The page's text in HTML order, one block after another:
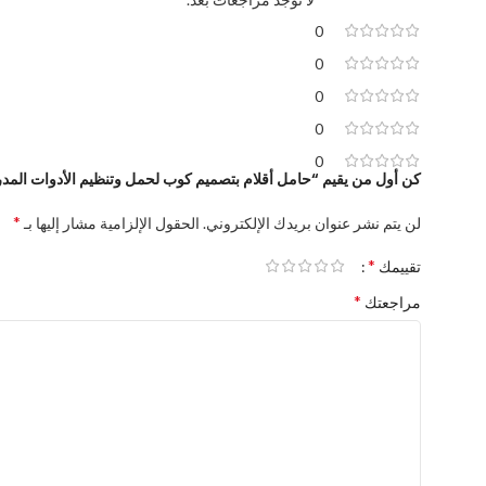
0
0
0
0
0
كن أول من يقيم “حامل أقلام بتصميم كوب لحمل وتنظيم الأدوات
لن يتم نشر عنوان بريدك الإلكتروني. الحقول الإلزامية مشار إليها بـ *
تقييمك *
مراجعتك *